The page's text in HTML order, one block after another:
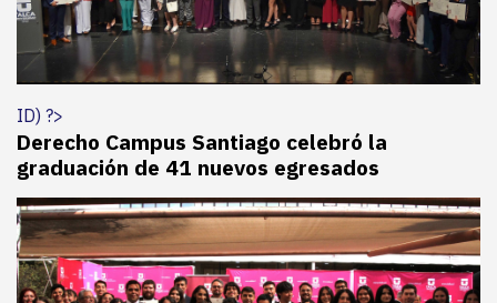
ID) ?>
Derecho Campus Santiago celebró la
graduación de 41 nuevos egresados